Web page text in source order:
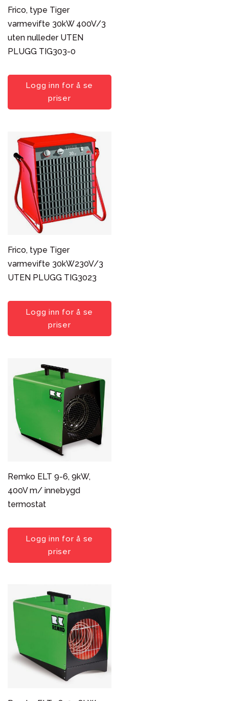
Bygghjelpemidler
Verktøy og testutstyr
Type
Holte varmevifte
Magma Byggvarmer
Sortering
Popularitet
Nyeste først
Pris: lav til høy
Pris: høy til lav
Produktnavn
Søk i utvalg
Frico, type Tiger
varmevifte 30kW 400V/3
uten nulleder UTEN
PLUGG TIG303-0
Logg inn for å se
priser
Frico, type Tiger
varmevifte 30kW230V/3
UTEN PLUGG TIG3023
Logg inn for å se
priser
Remko ELT 9-6, 9kW,
400V m/ innebygd
termostat
Logg inn for å se
priser